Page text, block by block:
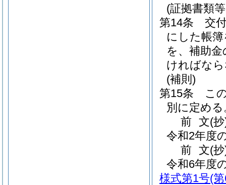
(証拠書類
第14条
交
にした帳
を、補助
ければな
(補則)
第15条
こ
別に定める
前文(
令和2年度
前文(
令和6年度
様式第1号(